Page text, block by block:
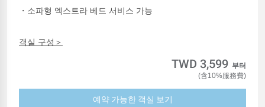
・소파형 엑스트라 베드 서비스 가능
객실 구성＞
TWD 3,599 부터
(含10%服務費)
예약 가능한 객실 보기